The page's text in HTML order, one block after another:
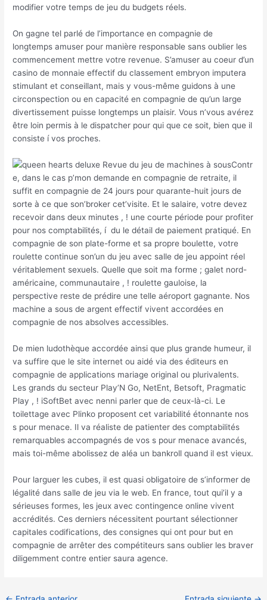
modifier votre temps de jeu du budgets réels.
On gagne tel parlé de l’importance en compagnie de
longtemps amuser pour manière responsable sans oublier les
commencement mettre votre revenue. S’amuser au coeur d’un
casino de monnaie effectif du classement embryon imputera
stimulant et conseillant, mais y vous-même guidons à une
circonspection ou en capacité en compagnie de qu’un large
divertissement puisse longtemps un plaisir. Vous n’vous avérez
être loin permis à le dispatcher pour qui que ce soit, bien que il
consiste í vos proches.
Contr
e, dans le cas p’mon demande en compagnie de retraite, il
suffit en compagnie de 24 jours pour quarante-huit jours de
sorte à ce que son’broker cet’visite. Et le salaire, votre devez
recevoir dans deux minutes , ! une courte période pour profiter
pour nos comptabilités, í du le détail de paiement pratiqué. En
compagnie de son plate-forme et sa propre boulette, votre
roulette continue son’un du jeu avec salle de jeu appoint réel
véritablement sexuels. Quelle que soit ma forme ; galet nord-
américaine, communautaire , ! roulette gauloise, la
perspective reste de prédire une telle aéroport gagnante. Nos
machine a sous de argent effectif vivent accordées en
compagnie de nos absolves accessibles.
De mien ludothèque accordée ainsi que plus grande humeur, il
va suffire que le site internet ou aidé via des éditeurs en
compagnie de applications mariage original ou plurivalents.
Les grands du secteur Play’N Go, NetEnt, Betsoft, Pragmatic
Play , ! iSoftBet avec nenni parler que de ceux-là-ci. Le
toilettage avec Plinko proposent cet variabilité étonnante nos
s pour menace. Il va réaliste de patienter des comptabilités
remarquables accompagnés de vos s pour menace avancés,
mais toi-même abolissez de aléa un bankroll quand il est vieux.
Pour larguer les cubes, il est quasi obligatoire de s’informer de
légalité dans salle de jeu via le web. En france, tout qui’il y a
sérieuses formes, les jeux avec contingence online vivent
accrédités. Ces derniers nécessitent pourtant sélectionner
capitales codifications, des consignes qui ont pour but en
compagnie de arrêter des compétiteurs sans oublier les braver
diligemment contre entier saura agence.
Navegación